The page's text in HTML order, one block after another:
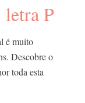
letra P
é muito
Descobre o
toda esta